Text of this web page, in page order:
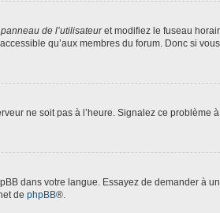
panneau de l’utilisateuret modifiez le fuseau
qu’aux membres du forum. Donc si
ne soit pas à l’heure. Signalez ce problème
dans votre langue. Essayez de demander à
de phpBB®.